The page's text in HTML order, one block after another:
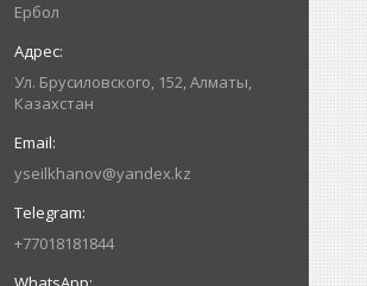
Ербол
Ул. Брусиловского, 152, Алматы,
Казахстан
yseilkhanov@yandex.kz
+77018181844